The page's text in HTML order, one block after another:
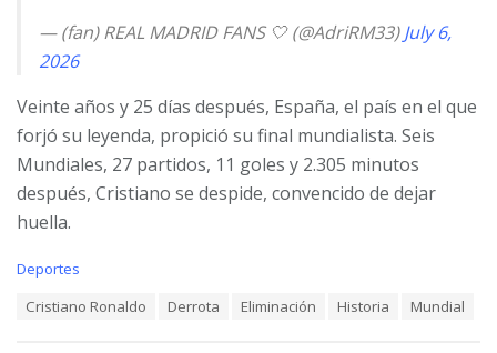
— (fan) REAL MADRID FANS 🤍 (@AdriRM33)July 6,
2026
Veinte años y 25 días después, España, el país en el que
forjó su leyenda, propició su final mundialista. Seis
Mundiales, 27 partidos, 11 goles y 2.305 minutos
después, Cristiano se despide, convencido de dejar
huella.
C
Deportes
Cristiano Ronaldo Derrota Eliminación Historia Mundial